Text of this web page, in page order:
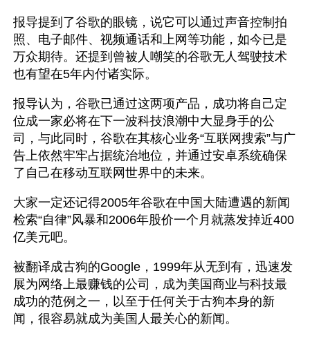
报导提到了谷歌的眼镜，说它可以通过声音控制拍
照、电子邮件、视频通话和上网等功能，如今已是
万众期待。还提到曾被人嘲笑的谷歌无人驾驶技术
也有望在5年内付诸实际。
报导认为，谷歌已通过这两项产品，成功将自己定
位成一家必将在下一波科技浪潮中大显身手的公
司，与此同时，谷歌在其核心业务“互联网搜索”与广
告上依然牢牢占据统治地位，并通过安卓系统确保
了自己在移动互联网世界中的未来。
大家一定还记得2005年谷歌在中国大陆遭遇的新闻
检索“自律”风暴和2006年股价一个月就蒸发掉近400
亿美元吧。
被翻译成古狗的Google，1999年从无到有，迅速发
展为网络上最赚钱的公司，成为美国商业与科技最
成功的范例之一，以至于任何关于古狗本身的新
闻，很容易就成为美国人最关心的新闻。